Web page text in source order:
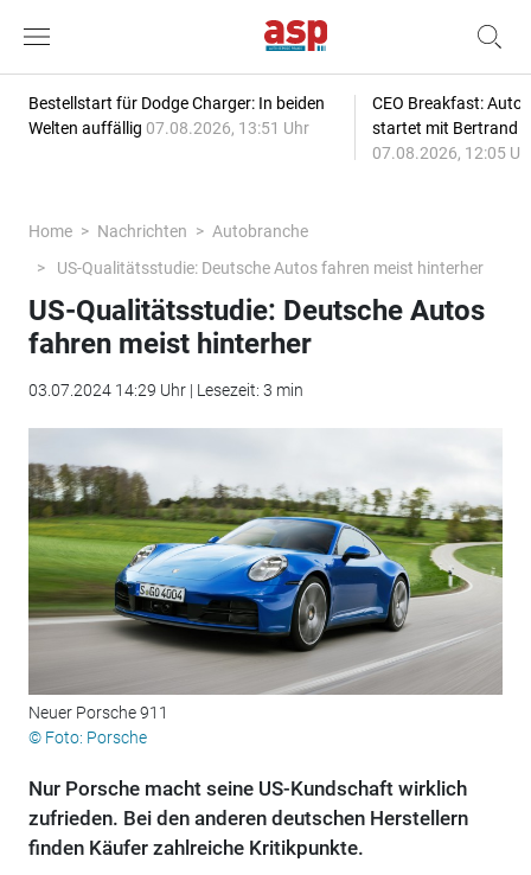
Bestellstart für Dodge Charger: In beiden
Welten auffällig 07.08.2026, 13:51 Uhr
CEO Breakfast:
startet mit Bertrand
07.08.2026, 12:05
Home Nachrichten
Autobranche
US-Qualitätsstudie: Deutsche Autos fahren meist hinterher
US-Qualitätsstudie: Deutsche Autos
fahren meist hinterher
03.07.2024 14:29 Uhr | Lesezeit: 3 min
Neuer Porsche 911
© Foto: Porsche
Nur Porsche macht seine US-Kundschaft wirklich
zufrieden. Bei den anderen deutschen Herstellern
finden Käufer zahlreiche Kritikpunkte.